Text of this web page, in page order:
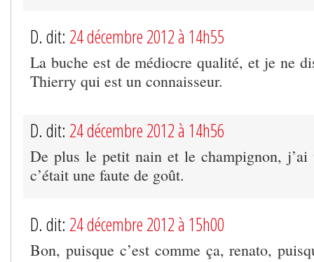
D. dit: 24 décembre 2012 à 14h55
La buche est de médiocre qualité, et je ne
Thierry qui est un connaisseur.
D. dit: 24 décembre 2012 à 14h56
De plus le petit nain et le champignon, j’ai
c’était une faute de goût.
D. dit: 24 décembre 2012 à 15h00
Bon, puisque c’est comme ça, renato,